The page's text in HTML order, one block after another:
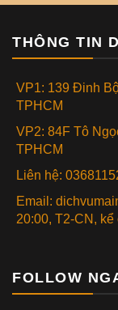
THÔNG TIN
VP1: 139 Đinh
TPHCM
VP2: 84F Tô
TPHCM
Liên hệ:
Email:
20:00, T2-CN, kể
FOLLOW